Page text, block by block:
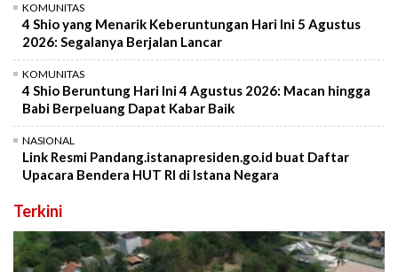
KOMUNITAS
4 Shio yang Menarik Keberuntungan Hari Ini 5 Agustus
2026: Segalanya Berjalan Lancar
KOMUNITAS
4 Shio Beruntung Hari Ini 4 Agustus 2026: Macan hingga
Babi Berpeluang Dapat Kabar Baik
NASIONAL
Link Resmi Pandang.istanapresiden.go.id buat Daftar
Upacara Bendera HUT RI di Istana Negara
Terkini